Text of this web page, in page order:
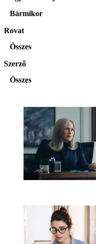
Bármikor
Rovat
Összes
Szerző
Összes